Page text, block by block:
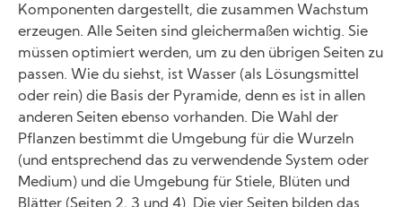
Komponenten dargestellt, die zusammen Wachstum
erzeugen. Alle Seiten sind gleichermaßen wichtig. Sie
müssen optimiert werden, um zu den übrigen Seiten zu
passen. Wie du siehst, ist Wasser (als Lösungsmittel
oder rein) die Basis der Pyramide, denn es ist in allen
anderen Seiten ebenso vorhanden. Die Wahl der
Pflanzen bestimmt die Umgebung für die Wurzeln
(und entsprechend das zu verwendende System oder
Medium) und die Umgebung für Stiele, Blüten und